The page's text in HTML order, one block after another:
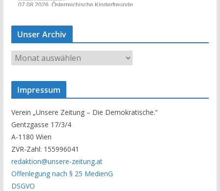
Unser Archiv
U
n
s
A
r
c
h
i
v
Impressum
Verein „Unsere Zeitung – Die Demokratische.“
Gentzgasse 17/3/4
A-1180 Wien
ZVR-Zahl: 155996041
redaktion@unsere-zeitung.at
Offenlegung nach § 25 MedienG
DSGVO